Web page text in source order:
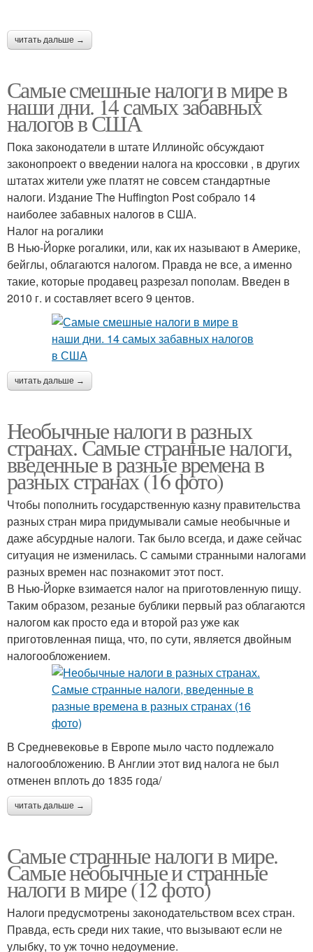
читать дальше →
Самые смешные налоги в мире в
наши дни. 14 самых забавных
налогов в США
Пока законодатели в штате Иллинойс обсуждают
законопроект о введении налога на кроссовки , в других
штатах жители уже платят не совсем стандартные
налоги. Издание The Huffington Post собрало 14
наиболее забавных налогов в США.
Налог на рогалики
В Нью-Йорке рогалики, или, как их называют в Америке,
бейглы, облагаются налогом. Правда не все, а именно
такие, которые продавец разрезал пополам. Введен в
2010 г. и составляет всего 9 центов.
читать дальше →
Необычные налоги в разных
странах. Самые странные налоги,
введенные в разные времена в
разных странах (16 фото)
Чтобы пополнить государственную казну правительства
разных стран мира придумывали самые необычные и
даже абсурдные налоги. Так было всегда, и даже сейчас
ситуация не изменилась. С самыми странными налогами
разных времен нас познакомит этот пост.
В Нью-Йорке взимается налог на приготовленную пищу.
Таким образом, резаные бублики первый раз облагаются
налогом как просто еда и второй раз уже как
приготовленная пища, что, по сути, является двойным
налогообложением.
В Средневековье в Европе мыло часто подлежало
налогообложению. В Англии этот вид налога не был
отменен вплоть до 1835 года/
читать дальше →
Самые странные налоги в мире.
Самые необычные и странные
налоги в мире (12 фото)
Налоги предусмотрены законодательством всех стран.
Правда, есть среди них такие, что вызывают если не
улыбку, то уж точно недоумение.